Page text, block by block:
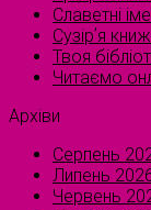
Славетні
Сузірʼя
Твоя
Читаємо
Архіви
Серпень
Липень
Червень